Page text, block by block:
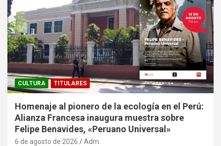
CULTURA TITULARES
Homenaje al pionero de la ecología en el Perú:
Alianza Francesa inaugura muestra sobre
Felipe Benavides, «Peruano Universal»
6 de agosto de 2026 Adm